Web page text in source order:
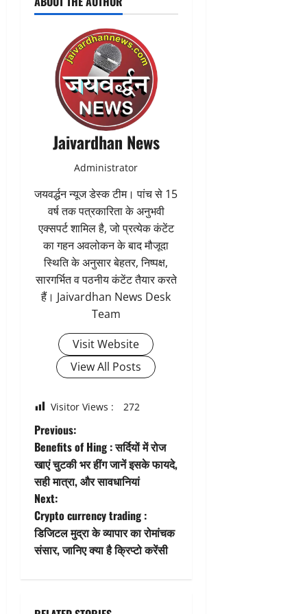
Jaivardhan News
Administrator
जयवर्द्धन न्यूज डेस्क टीम। पांच से 15
वर्ष तक पत्रकारिता के अनुभवी
एक्सपर्ट शामिल है, जो प्रत्येक कंटेंट
का गहन अवलोकन के बाद मौजूदा
स्थिति के अनुसार बेहतर, निष्पक्ष,
सारगर्भित व पठनीय कंटेंट तैयार करते
हैं। Jaivardhan News Desk
Team
Visit Website
View All Posts
Visitor Views : 272
P
o
s
t
n
v
Previous:
Benefits of Hing : सर्दियों में रोज
खाएं चुटकी भर हींग जानें इसके फायदे,
सही मात्रा, और सावधानियां
Next:
Crypto currency trading :
डिजिटल मुद्रा के व्यापार का रोमांचक
संसार, जानिए क्या है क्रिप्टो करेंसी